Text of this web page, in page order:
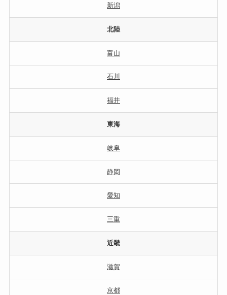
新潟
北陸
富山
石川
福井
東海
岐阜
静岡
愛知
三重
近畿
滋賀
京都